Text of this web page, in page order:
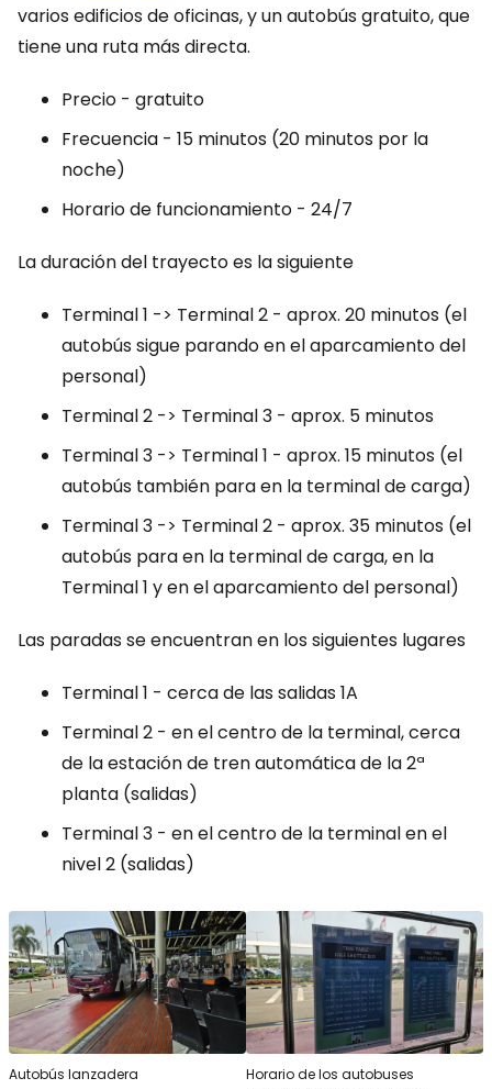
varios edificios de oficinas, y un autobús gratuito, que
tiene una ruta más directa.
Precio - gratuito
Frecuencia - 15 minutos (20 minutos por la
noche)
Horario de funcionamiento - 24/7
La duración del trayecto es la siguiente
Terminal 1 -> Terminal 2 - aprox. 20 minutos (el
autobús sigue parando en el aparcamiento del
personal)
Terminal 2 -> Terminal 3 - aprox. 5 minutos
Terminal 3 -> Terminal 1 - aprox. 15 minutos (el
autobús también para en la terminal de carga)
Terminal 3 -> Terminal 2 - aprox. 35 minutos (el
autobús para en la terminal de carga, en la
Terminal 1 y en el aparcamiento del personal)
Las paradas se encuentran en los siguientes lugares
Terminal 1 - cerca de las salidas 1A
Terminal 2 - en el centro de la terminal, cerca
de la estación de tren automática de la 2ª
planta (salidas)
Terminal 3 - en el centro de la terminal en el
nivel 2 (salidas)
Autobús lanzadera
Horario de los autobuses